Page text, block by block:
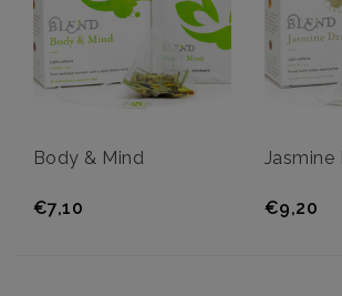
Body & Mind
€7,10
Jasmine
€9,20